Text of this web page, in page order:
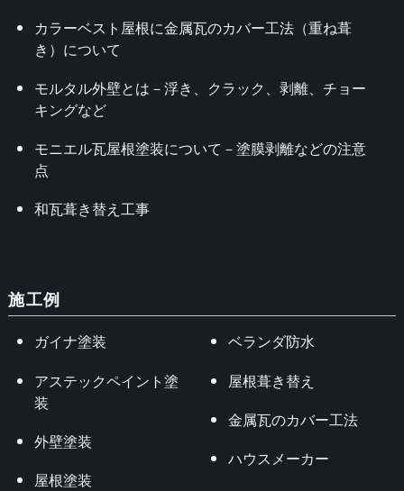
カラーベスト屋根に金属瓦のカバー工法（重ね葺
き）について
モルタル外壁とは－浮き、クラック、剥離、チョー
キングなど
モニエル瓦屋根塗装について－塗膜剥離などの注意
点
和瓦葺き替え工事
施工例
ガイナ塗装
アステックペイント塗
装
外壁塗装
屋根塗装
ベランダ防水
屋根葺き替え
金属瓦のカバー工法
ハウスメーカー